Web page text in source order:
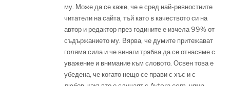
му. Може да се каже, че е сред най-ревностните
читатели на сайта, тъй като в качеството си на
автор и редактор през годините е изчела 99% от
съдържанието му. Вярва, че думите притежават
голяма сила и че винаги трябва да се отнасяме с
уважение и внимание към словото. Освен това е
убедена, че когато нещо се прави с хъс и с